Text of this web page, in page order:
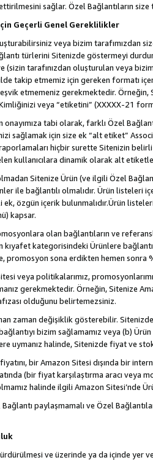
sağlar. Özel Bağlantıların
Geçerli Genel Gereklilikler
veya bizim tarafımızdan
türlerini Sitenizde göstermeyi
(sizin tarafınızdan oluşturulan veya
takip etmemiz için gereken formatı
etmemeniz gerekmektedir. Örneğin,
veya “etiketini” (XXXXX-21
tabi olarak, farklı Özel
sağlamak için size ek “alt etiket”
hiçbir surette Sitenizin belirli
kullanıcılara dinamik olarak alt
Sitenize Ürün (ve ilgili Özel
ile bağlantılı olmalıdır. Ürün listeleri
özgün içerik bulunmalıdır.Ürün
kapsar.
olan bağlantıların ve
kıyafet kategorisindeki Ürünlere
promosyon sona erdikten hemen sonra
veya politikalarımız,
gerekmektedir. Örneğin, Sitenize
olduğunu belirtemezsiniz.
zaman değişiklik gösterebilir.
bizim sağlamamız veya (b)
uymanız halinde, Sitenizde fiyat ve
bir Amazon Sitesi dışında bir
(bir fiyat karşılaştırma aracı veya
halinde ilgili Amazon Sitesi’nde
paylaşmamalı ve Özel
ve üzerinde ya da içinde yer